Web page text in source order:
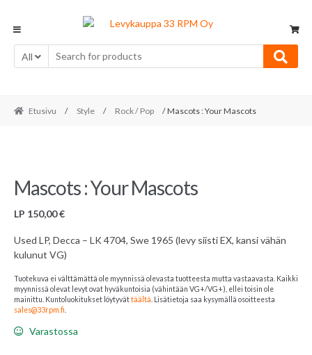
navigation
content
All
Etusivu / Style / Rock / Pop / Mascots : Your Mascots
Mascots : Your Mascots
LP 150,00€
Used LP, Decca – LK 4704, Swe 1965 (levy siisti EX, kansi vähän
kulunut VG)
Tuotekuva ei välttämättä ole myynnissä olevasta tuotteesta mutta vastaavasta. Kaikki
myynnissä olevat levyt ovat hyväkuntoisia (vähintään VG+/VG+), ellei toisin ole
mainittu. Kuntoluokitukset löytyvättäältä . Lisätietoja saa kysymällä osoitteesta
sales@33rpm.fi
Varastossa